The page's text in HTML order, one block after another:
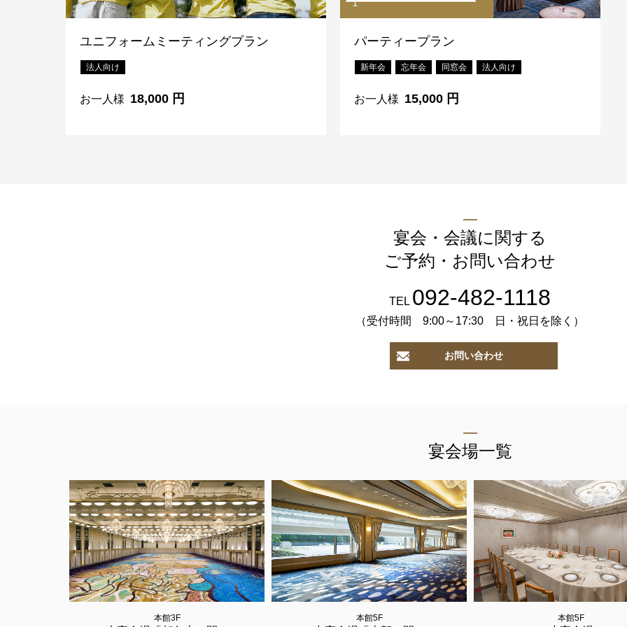
ユニフォームミーティングプラン
法人向け
お一人様 18,000 円
パーティープラン
新年会 忘年会 同窓会 法人向け
お一人様 15,000 円
宴会・会議に関する
ご予約・お問い合わせ
TEL 092-482-1118
（受付時間 9:00～17:30 日・祝日を除く）
お問い合わせ
宴会場一覧
本館3F 本館5F 本館5F
TEL 092-482-1167
お席のご予約
TEL 092-482-1168
以下のレストランをご利用の場合はお問合せフォームからご連絡頂けますよう
2F 寿司